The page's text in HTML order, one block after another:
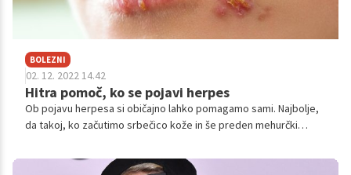
BOLEZNI
02. 12. 2022 14.42
Hitra pomoč, ko se pojavi herpes
Ob pojavu herpesa si običajno lahko pomagamo sami. Najbolje,
da takoj, ko začutimo srbečico kože in še preden mehurčki
pomagate.